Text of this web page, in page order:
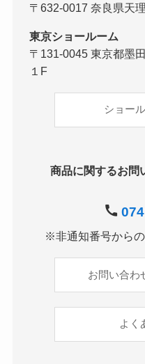
〒632-0017 奈良県天
東京ショールーム
〒131-0045 東京都墨
１F
ショー
商品に関するお問
※非通知番号から
お問い合わ
よく